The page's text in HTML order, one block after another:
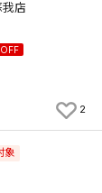
我店
2
象
覧」に
に開